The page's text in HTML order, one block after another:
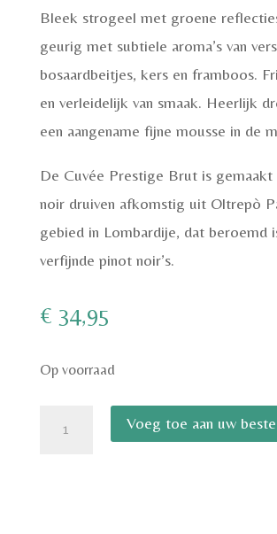
Bleek strogeel met groene
geurig met subtiele aroma’s van
bosaardbeitjes, kers en framboos.
en verleidelijk van smaak. Heerlijk
een aangename fijne mousse in de
De Cuvée Prestige Brut is gemaakt
noir druiven afkomstig uit Oltrepò
gebied in Lombardije, dat beroemd
verfijnde pinot noir’s.
€ 34,95
Op voorraad
Voeg toe aan uw